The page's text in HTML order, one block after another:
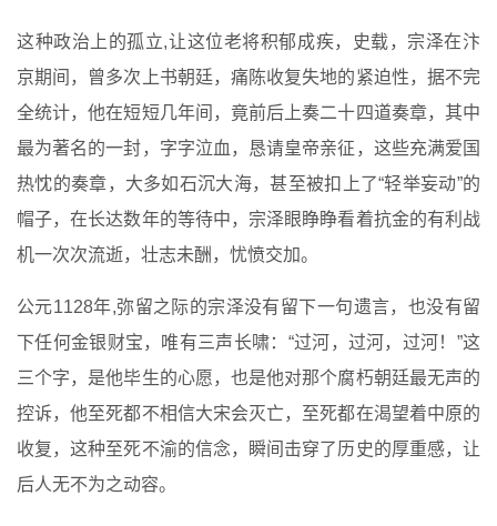
这种政治上的孤立,让这位老将积郁成疾，史载，宗泽在汴
京期间，曾多次上书朝廷，痛陈收复失地的紧迫性，据不完
全统计，他在短短几年间，竟前后上奏二十四道奏章，其中
最为著名的一封，字字泣血，恳请皇帝亲征，这些充满爱国
热忱的奏章，大多如石沉大海，甚至被扣上了“轻举妄动”的
帽子，在长达数年的等待中，宗泽眼睁睁看着抗金的有利战
机一次次流逝，壮志未酬，忧愤交加。
公元1128年,弥留之际的宗泽没有留下一句遗言，也没有留
下任何金银财宝，唯有三声长啸：“过河，过河，过河！”这
三个字，是他毕生的心愿，也是他对那个腐朽朝廷最无声的
控诉，他至死都不相信大宋会灭亡，至死都在渴望着中原的
收复，这种至死不渝的信念，瞬间击穿了历史的厚重感，让
后人无不为之动容。